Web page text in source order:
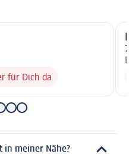
für Dich da
in meiner Nähe?